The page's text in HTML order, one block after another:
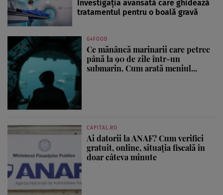
Investigația avansată care ghidează
tratamentul pentru o boală gravă
G4FOOD
Ce mănâncă marinarii care petrec
până la 90 de zile într-un
submarin. Cum arată meniul...
CAPITAL.RO
Ai datorii la ANAF? Cum verifici
gratuit, online, situația fiscală în
doar câteva minute